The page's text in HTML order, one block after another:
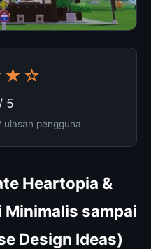
/ 5
ulasan pengguna
Heartopia &
Minimalis sampai
Design Ideas)